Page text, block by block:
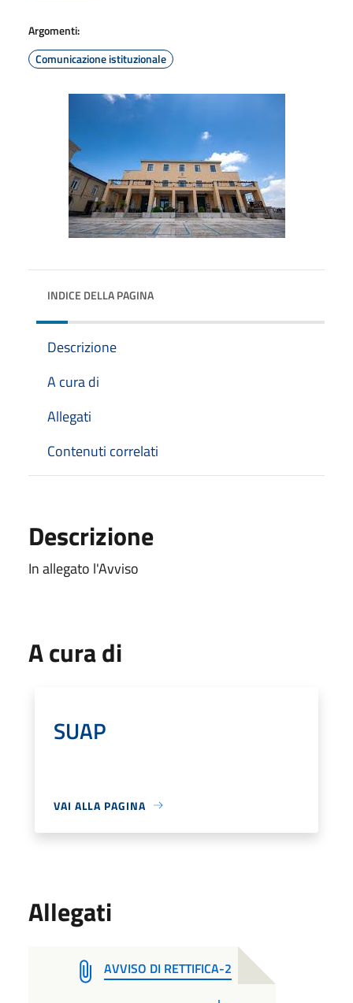
Argomenti:
Comunicazione istituzionale
INDICE DELLA PAGINA
Descrizione
A cura di
Allegati
Contenuti correlati
Descrizione
In allegato l'Avviso
A cura di
SUAP
VAI ALLA PAGINA
Allegati
AVVISO DI RETTIFICA-2